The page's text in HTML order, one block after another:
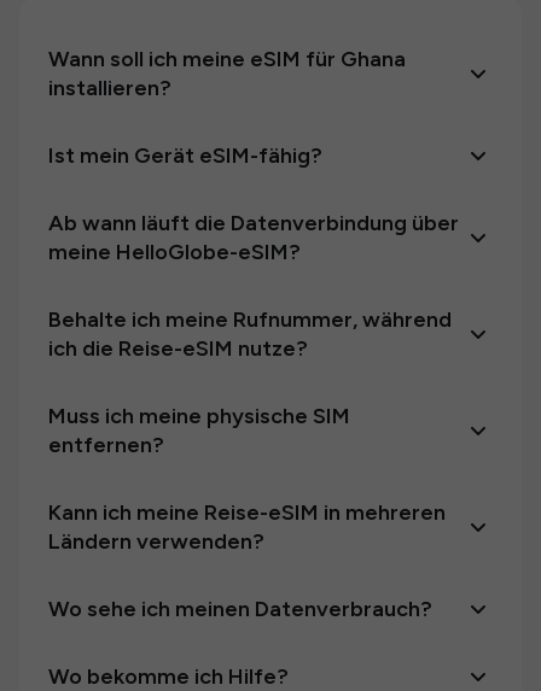
Wann soll ich meine eSIM für Ghana
installieren?
Ist mein Gerät eSIM-fähig?
Ab wann läuft die Datenverbindung über
meine HelloGlobe-eSIM?
Behalte ich meine Rufnummer, während
ich die Reise-eSIM nutze?
Muss ich meine physische SIM
entfernen?
Kann ich meine Reise-eSIM in mehreren
Ländern verwenden?
Wo sehe ich meinen Datenverbrauch?
Wo bekomme ich Hilfe?